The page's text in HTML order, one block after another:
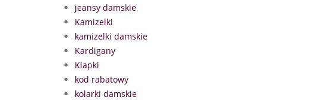
jeansy damskie
Kamizelki
kamizelki damskie
Kardigany
Klapki
kod rabatowy
kolarki damskie